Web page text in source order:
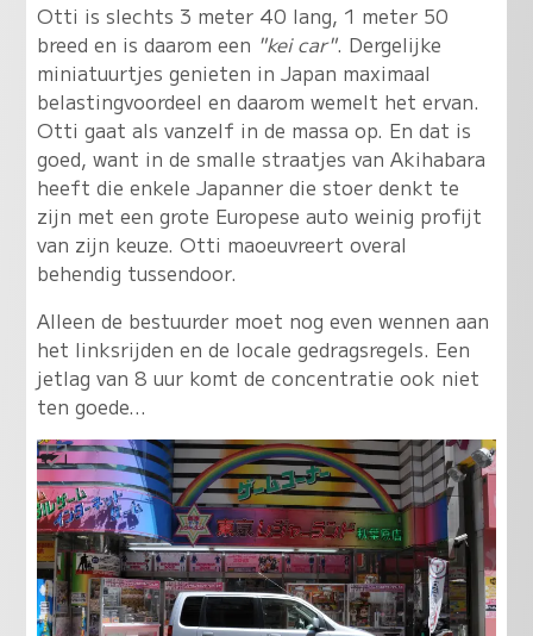
Otti is slechts 3 meter 40 lang, 1 meter 50
breed en is daarom een "kei car". Dergelijke
miniatuurtjes genieten in Japan maximaal
belastingvoordeel en daarom wemelt het ervan.
Otti gaat als vanzelf in de massa op. En dat is
goed, want in de smalle straatjes van Akihabara
heeft die enkele Japanner die stoer denkt te
zijn met een grote Europese auto weinig profijt
van zijn keuze. Otti maoeuvreert overal
behendig tussendoor.
Alleen de bestuurder moet nog even wennen aan
het linksrijden en de locale gedragsregels. Een
jetlag van 8 uur komt de concentratie ook niet
ten goede...